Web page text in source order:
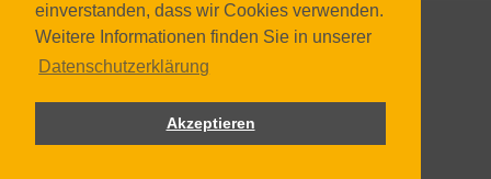
einverstanden, dass wir Cookies verwenden.
Weitere Informationen finden Sie in unserer
Datenschutzerklärung
Akzeptieren